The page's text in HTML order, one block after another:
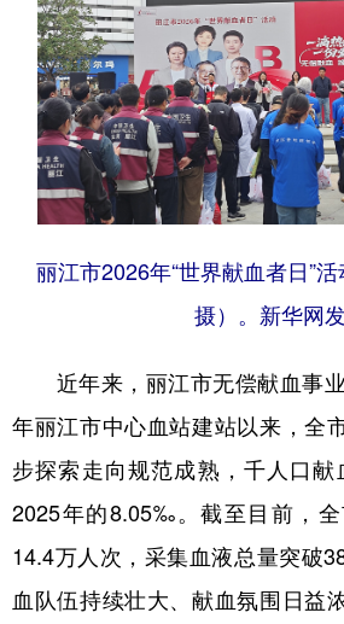
丽江市2026年“世界献血者日”
摄）。新华网
近年来，丽江市无偿献血事业
年丽江市中心血站建站以来，全
步探索走向规范成熟，千人口
2025年的8.05‰。截至目前，
14.4万人次，采集血液总量突破
血队伍持续壮大、献血氛围日益